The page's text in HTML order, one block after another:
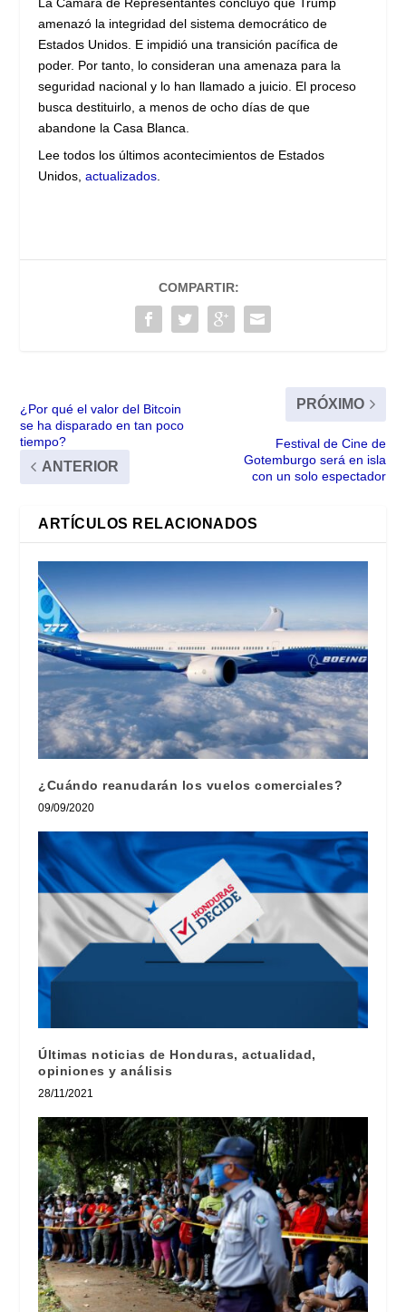
amenazó la integridad del sistema democrático de
Estados Unidos. E impidió una transición pacífica de
poder. Por tanto, lo consideran una amenaza para la
seguridad nacional y lo han llamado a juicio. El proceso
busca destituirlo, a menos de ocho días de que
abandone la Casa Blanca.
Lee todos los últimos acontecimientos de Estados
Unidos,actualizados
COMPARTIR:
¿Por qué el valor del Bitcoin
se ha disparado en tan poco
tiempo?
ANTERIOR
PRÓXIMO
Festival de Cine de
Gotemburgo será en isla
con un solo espectador
ARTÍCULOS RELACIONADOS
¿Cuándo reanudarán los vuelos comerciales?
09/09/2020
Últimas noticias de Honduras, actualidad,
opiniones y análisis
28/11/2021